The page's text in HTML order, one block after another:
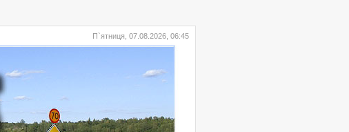
П`ятниця, 07.08.2026, 06:45